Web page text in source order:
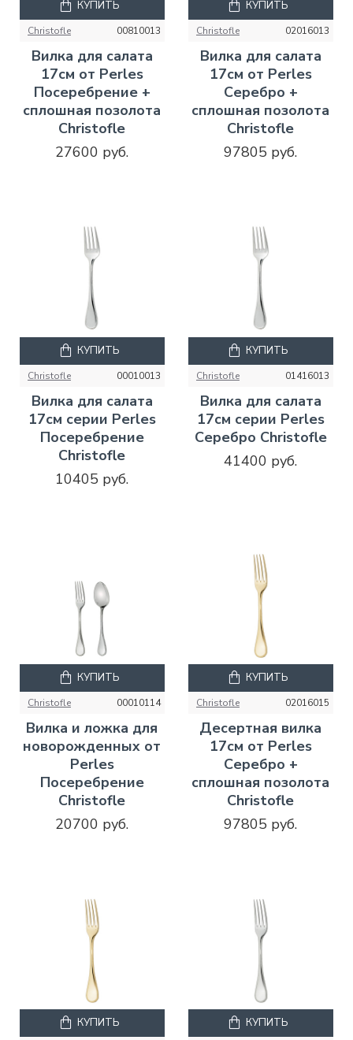
Christofle 00810013
Вилка для салата
17см от Perles
Посеребрение +
сплошная позолота
Christofle
27600 руб.
КУПИТЬ
Christofle 02016013
Вилка для салата
17см от Perles
Серебро +
сплошная позолота
Christofle
97805 руб.
КУПИТЬ
Christofle 00010013
Вилка для салата
17см серии Perles
Посеребрение
Christofle
10405 руб.
КУПИТЬ
Christofle 01416013
Вилка для салата
17см серии Perles
Серебро Christofle
41400 руб.
КУПИТЬ
Christofle 00010114
Вилка и ложка для
новорожденных от
Perles
Посеребрение
Christofle
20700 руб.
КУПИТЬ
Christofle 02016015
Десертная вилка
17см от Perles
Серебро +
сплошная позолота
Christofle
97805 руб.
КУПИТЬ
КУПИТЬ КУПИТЬ